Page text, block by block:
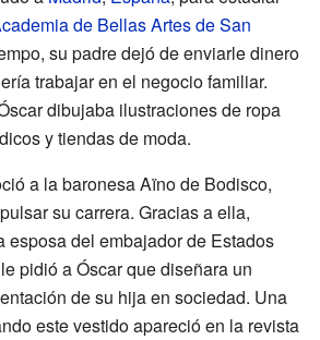
de Bellas Artes de San
su padre dejó de enviarle dinero
trabajar en el negocio familiar.
dibujaba ilustraciones de ropa
y tiendas de moda.
a la baronesa Aïno de Bodisco,
su carrera. Gracias a ella,
esposa del embajador de Estados
pidió a Óscar que diseñara un
de su hija en sociedad. Una
este vestido apareció en la revista